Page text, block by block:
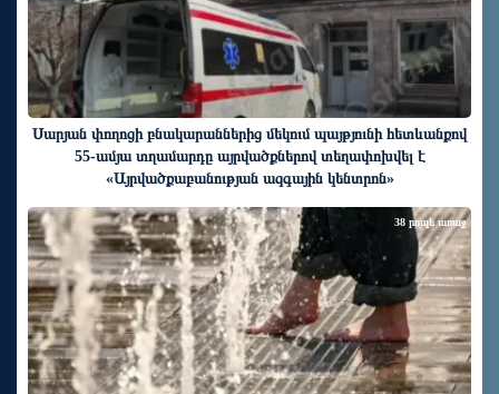
Սարյան փողոցի բնակարաններից մեկում պայթյունի հետևանքով
55-ամյա տղամարդը այրվածքներով տեղափոխվել է
«Այրվածքաբանության ազգային կենտրոն»
38 րոպե առաջ